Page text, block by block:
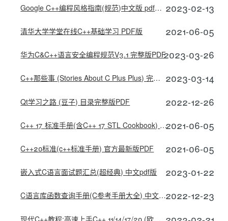
Google C++编程风格指南(规范)中文版 pdf高清版 2023-02-13
清华大学学堂在线C++基础学习 PDF版 2021-06-05
华为C&C++语言安全编程规范V3.1 完整版PDF2023-03-26
C++那些事 (Stories About C Plus Plus) 完整版PDF 2023-03-14
Qt学习之路 (豆子) 目录完整版PDF 2022-12-26
C++ 17 标准手册(含C++ 17 STL Cookbook) 官方pdf原版2021-06-05
C++20标准(c++标准手册) 官方最新版PDF 2021-06-05
嵌入式C语言面试题汇总(超经典) 中文pdf版 2023-01-22
C语言库函数查询手册(C参考手册大全) 中文chm版2022-12-23
现代C++教程:高速上手C++ 11/14/17/20 (欧长坤著) 完整版PDF